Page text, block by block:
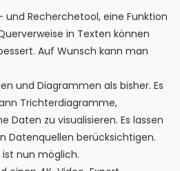
Recherchetool, eine Funktion
in Texten können
Auf Wunsch kann man
und Diagrammen als bisher. Es
Trichterdiagramme,
zu visualisieren. Es lassen
Datenquellen berücksichtigen.
ist nun möglich.